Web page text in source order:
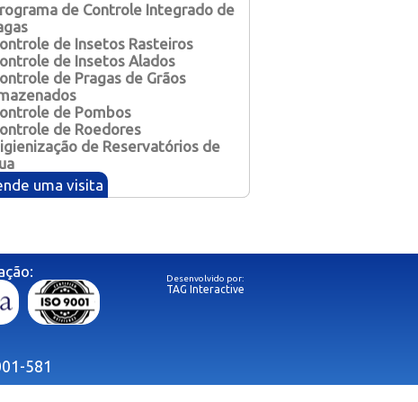
uma visita
de Baratas
de Roedores
de Cupins e Brocas
de Pragas Diversas
de Controle Integrado de
de Insetos Rasteiros
de Insetos Alados
de Pragas de Grãos
de Pombos
de Roedores
de Reservatórios de
Desenvolvido por:
TAG Interactive
581